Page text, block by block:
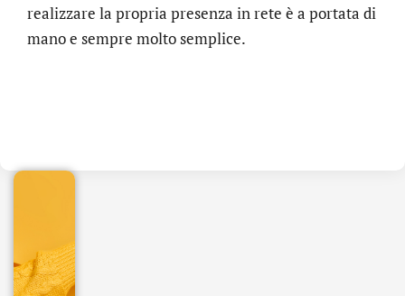
realizzare la propria presenza in rete è a portata di
mano e sempre molto semplice.